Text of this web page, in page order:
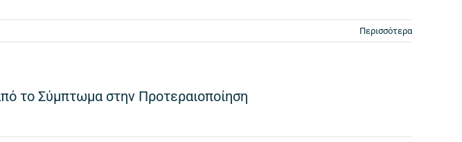
Περισσότερα
το Σύμπτωμα στην Προτεραιοποίηση